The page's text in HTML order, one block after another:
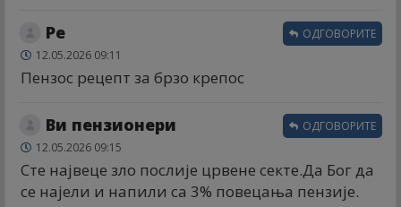
Ре
12.05.2026 09:11
Пензос рецепт за брзо крепос
ОДГОВОРИТЕ
Ви пензионери
12.05.2026 09:15
Сте највеце зло послије црвене секте.Да Бог да
се најели и напили са 3% повецања пензије.
ОДГОВОРИТЕ